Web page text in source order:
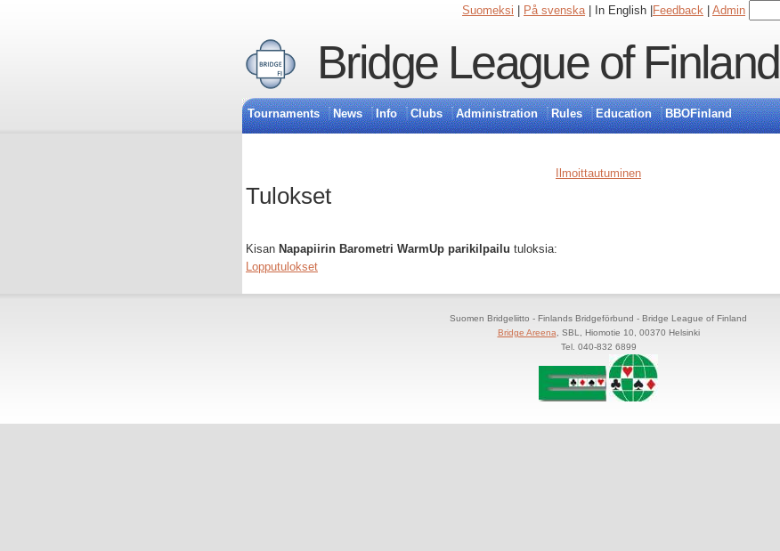
Suomeksi På svenska| In English | Feedback Admin
Bridge League of Finland
Tournaments News Info Clubs Administration Rules Education BBOFinland
Ilmoittautuminen
Tulokset
Kisan Napapiirin Barometri WarmUp parikilpailu tuloksia:
Lopputulokset
Suomen Bridgeliitto - Finlands Bridgeförbund - Bridge League of Finland
Bridge Areena , SBL, Hiomotie 10, 00370 Helsinki
Tel. 040-832 6899